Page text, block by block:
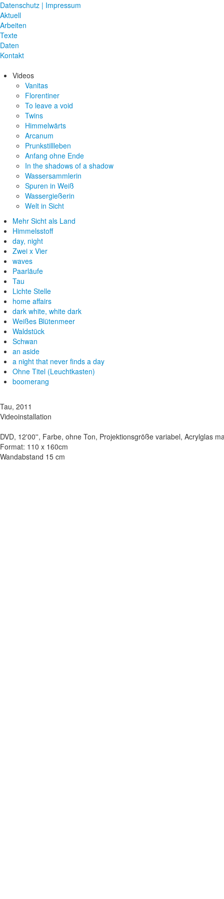
Datenschutz | Impressum
Aktuell
Arbeiten
Texte
Daten
Kontakt
Videos
Vanitas
Florentiner
To leave a void
Twins
Himmelwärts
Arcanum
Prunkstillleben
Anfang ohne Ende
In the shadows of a shadow
Wassersammlerin
Spuren in Weiß
Wassergießerin
Welt in Sicht
Mehr Sicht als Land
Himmelsstoff
day, night
Zwei x Vier
waves
Paarläufe
Tau
Lichte Stelle
home affairs
dark white, white dark
Weißes Blütenmeer
Waldstück
Schwan
an aside
a night that never finds a day
Ohne Titel (Leuchtkasten)
boomerang
Tau, 2011
Videoinstallation
DVD, 12'00'', Farbe, ohne Ton, Projektionsgröße variabel, Acrylglas
Format: 110 x 160cm
Wandabstand 15 cm